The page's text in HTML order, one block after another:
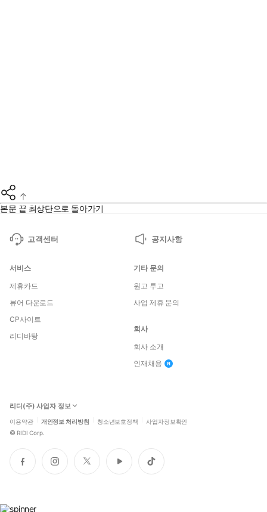
본문 끝 최상단으로 돌아가기
고객센터 공지사항
서비스
제휴카드
뷰어 다운로드
CP사이트
리디바탕
기타 문의
원고 투고
사업 제휴 문의
회사
회사 소개
인재채용
리디(주) 사업자 정보
이용약관 개인정보 처리방침 청소년보호정책 사업자정보확인
© RIDI Corp.
페
이
인
스
트
위
유
튜
틱
톡